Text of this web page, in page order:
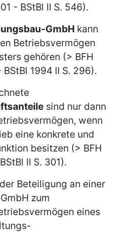
- BStBl II S. 546).
GmbH kann
Betriebsvermögen
gehören (> BFH
1994 II S. 296).
sind nur dann
wenn
eine konkrete und
besitzen (> BFH
II S. 301).
Beteiligung an einer
zum
eines